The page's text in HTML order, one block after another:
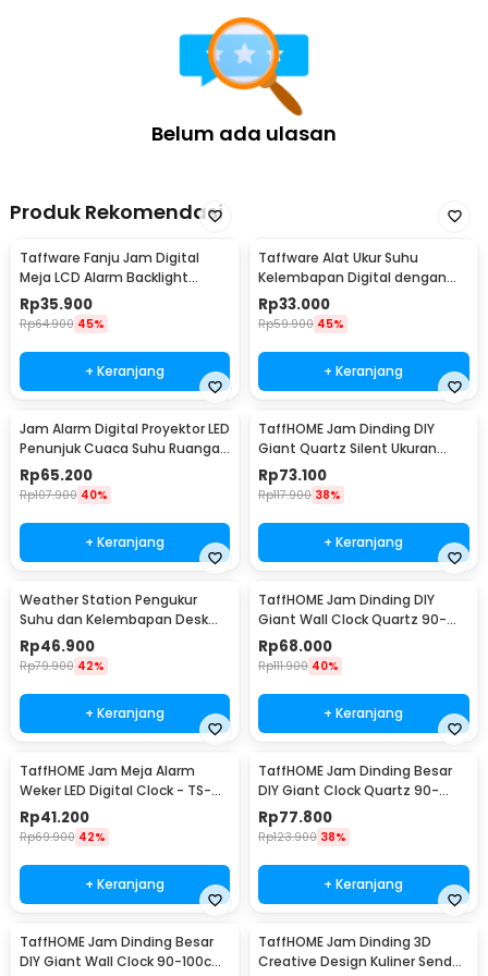
Jam Dinding DIY High Quality vs Low Quality
Jam dinding DIY model ini memiliki 2 jenis kualitas produk di pasaran,
yaitu High Quality dan Low Quality. Untuk produk ini dijamin kualitasnya,
karena memiliki jenis jam DIY yang High Quality. Pastikan Anda tidak
terkecoh dengan harga di pasaran yang terlampau murah, tetapi produk
tidak awet dan kualitas belum terjamin. Anda bingung membedakannya?
Belum ada ulasan
Produk Rekomendasi
Taffware Fanju Jam Digital
Meja LCD Alarm Backlight
Sensor Suhu - JP9901
Rp35.900
Rp64.900 45%
+ Keranjang
Taffware Alat Ukur Suhu
Kelembapan Digital dengan
Jam Alarm Kalender - HTC-2
Rp33.000
Rp59.900 45%
+ Keranjang
Jam Alarm Digital Proyektor LED
Penunjuk Cuaca Suhu Ruangan
- 8190
Rp65.200
Rp107.900 40%
+ Keranjang
TaffHOME Jam Dinding DIY
Giant Quartz Silent Ukuran
Besar 90-100cm - DIY-101
Rp73.100
Rp117.900 38%
+ Keranjang
Weather Station Pengukur
Suhu dan Kelembapan Desk
Jam Alarm - 3210
Rp46.900
Rp79.900 42%
+ Keranjang
TaffHOME Jam Dinding DIY
Giant Wall Clock Quartz 90-
100cm - DIY-105
Rp68.000
Rp111.900 40%
+ Keranjang
TaffHOME Jam Meja Alarm
Weker LED Digital Clock - TS-
S60-W
Rp41.200
Rp69.900 42%
+ Keranjang
TaffHOME Jam Dinding Besar
DIY Giant Clock Quartz 90-
100cm - DIY-106
Rp77.800
Rp123.900 38%
+ Keranjang
TaffHOME Jam Dinding Besar
DIY Giant Wall Clock 90-100cm
TaffHOME Jam Dinding 3D
Creative Design Kuliner Sendok